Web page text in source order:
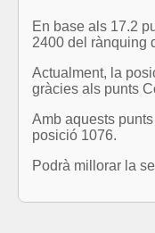
En base als 17.2
2400 del rànquing
Actualment, la
gràcies als punts
Amb aquests
posició 1076.
Podrà millorar la